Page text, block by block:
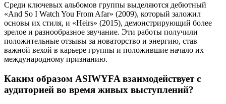
Среди ключевых альбомов группы выделяются дебютный
«And So I Watch You From Afar» (2009), который заложил
основы их стиля, и «Heirs» (2015), демонстрирующий более
зрелое и разнообразное звучание. Эти работы получили
положительные отзывы за новаторство и энергию, став
важной вехой в карьере группы и положившие начало их
международному признанию.
Каким образом ASIWYFA взаимодействует с
аудиторией во время живых выступлений?